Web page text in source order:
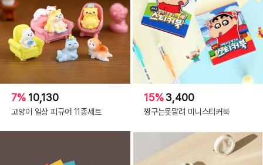
7% 10,130
고양이 일상 피규어 11종세트
15%3,400
짱구는못말려 미니스티커북